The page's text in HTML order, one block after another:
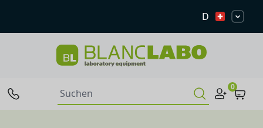
D
0